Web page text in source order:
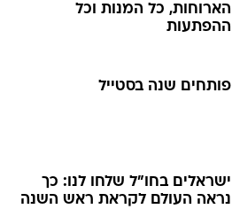
הארוחות, כל המנות וכל
ההפתעות
פותחים שנה בסטייל
ישראלים בחו"ל שלחו לנו: כך
נראה העולם לקראת ראש השנה